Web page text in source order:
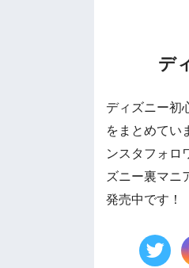
デ
ディズニー初
をまとめてい
ンスタフォロ
ズニー裏マニ
発売中です！